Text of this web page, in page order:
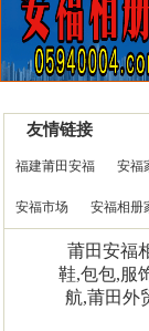
友情链接
福建莆田安福 安福
安福市场 安福相册
莆田安福
鞋,包包,服
航,莆田外